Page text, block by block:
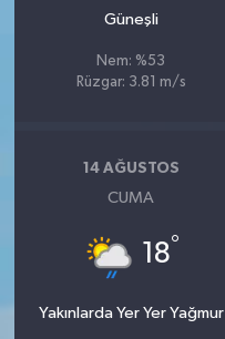
Güneşli
Nem: %53
Rüzgar: 3.81 m/s
14 AĞUSTOS
CUMA
18°
Yakınlarda Yer Yer Yağmur